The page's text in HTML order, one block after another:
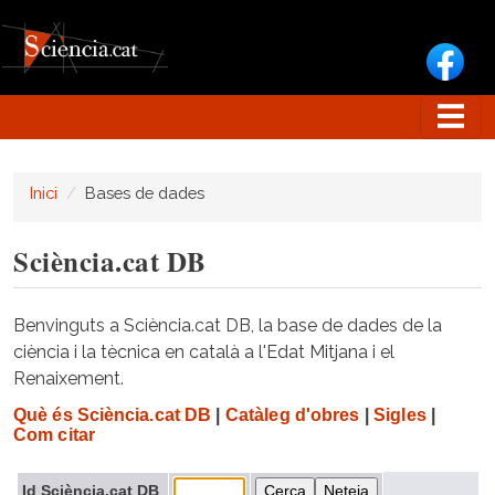
Inici Bases de dades
Sciència.cat DB
Benvinguts a Sciència.cat DB, la base de dades de la
ciència i la tècnica en català a l'Edat Mitjana i el
Renaixement.
Què és Sciència.cat DB Catàleg d'obres Sigles|
Com citar
Id Sciència.cat DB